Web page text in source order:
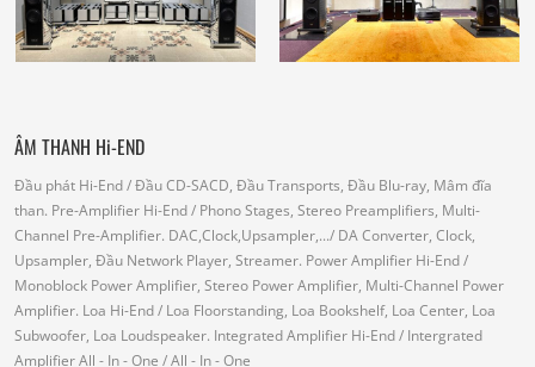
ÂM THANH Hi-END
Đầu phát Hi-End/ Đầu CD-SACD, Đầu Transports, Đầu Blu-ray, Mâm đĩa
than. Pre-Amplifier Hi-End/ Phono Stages, Stereo Preamplifiers, Multi-
Channel Pre-Amplifier. DAC,Clock,Upsampler,.../ DA Converter, Clock,
Upsampler, Đầu Network Player, Streamer. Power Amplifier Hi-End/
Monoblock Power Amplifier, Stereo Power Amplifier, Multi-Channel Power
Amplifier. Loa Hi-End/ Loa Floorstanding, Loa Bookshelf, Loa Center, Loa
Subwoofer, Loa Loudspeaker. Integrated Amplifier Hi-End/ Intergrated
AmplifierAll - In - One / All - In - One